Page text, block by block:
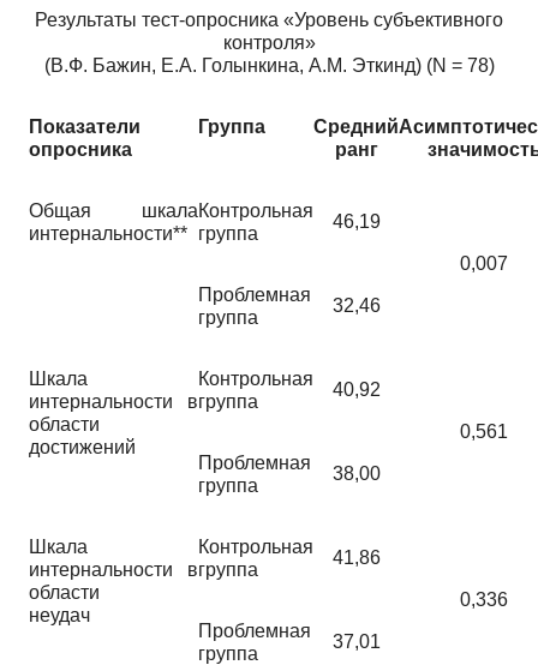
Результаты тест-опросника «Уровень субъективного
контроля»
(В.Ф. Бажин, Е.А. Голынкина, А.М. Эткинд) (N = 78)
Показатели
опросника
Группа
Средний
ранг
Общая шкала
интернальности**
Контрольная
группа
46,19
0,007
Проблемная
группа
32,46
Шкала
интернальности в
области
достижений
Контрольная
группа
40,92
0,561
Проблемная
группа
38,00
Шкала
интернальности в
области
неудач
Контрольная
группа
41,86
0,336
Проблемная
группа
37,01